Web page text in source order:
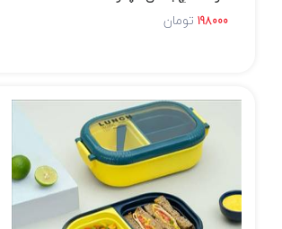
198000 تومان